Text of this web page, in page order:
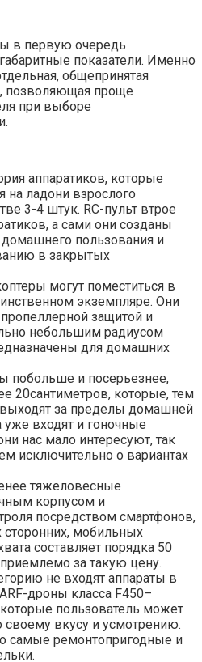
в первую очередь
показатели. Именно
общепринятая
позволяющая проще
при выборе
аппаратиков, которые
на ладони взрослого
3-4 штук. RC-пульт втрое
а сами они созданы
пользования и
в закрытых
могут поместиться в
экземпляре. Они
защитой и
небольшим радиусом
для домашних
побольше и посерьезнее,
20сантиметров, которые, тем
за пределы домашней
входят и гоночные
нас мало интересуют, так
исключительно о вариантах
тяжеловесные
корпусом и
посредством смартфонов,
сторонних, мобильных
составляет порядка 50
за такую цену.
не входят аппараты в
дроны класса F450–
пользователь может
вкусу и усмотрению.
самые ремонтопригодные и